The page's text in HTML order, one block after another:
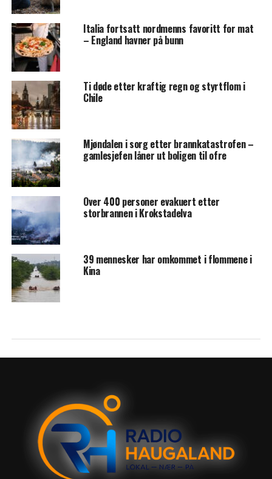
Italia fortsatt nordmenns favoritt for mat
– England havner på bunn
Ti døde etter kraftig regn og styrtflom i
Chile
Mjøndalen i sorg etter brannkatastrofen –
gamlesjefen låner ut boligen til ofre
Over 400 personer evakuert etter
storbrannen i Krokstadelva
39 mennesker har omkommet i flommene i
Kina